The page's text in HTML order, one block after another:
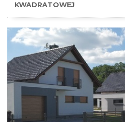
KWADRATOWEJ